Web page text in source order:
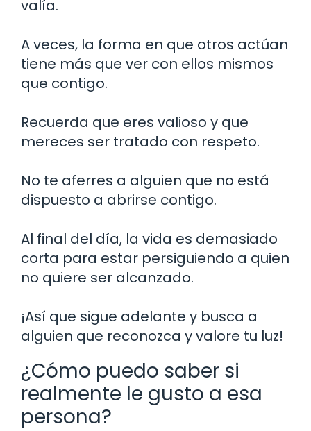
valía.
A veces, la forma en que otros actúan
tiene más que ver con ellos mismos
que contigo.
Recuerda que eres valioso y que
mereces ser tratado con respeto.
No te aferres a alguien que no está
dispuesto a abrirse contigo.
Al final del día, la vida es demasiado
corta para estar persiguiendo a quien
no quiere ser alcanzado.
¡Así que sigue adelante y busca a
alguien que reconozca y valore tu luz!
¿Cómo puedo saber si
realmente le gusto a esa
persona?